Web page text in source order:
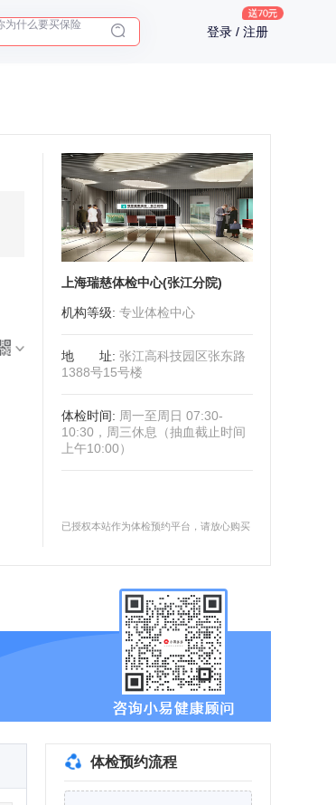
约 登录 / 注册
上海瑞慈体检中心(张江分院)
机构等级: 专业体检中心
地址: 张江高科技园区张东路
1388号15号楼
体检时间: 周一至周日 07:30-
10:30，周三休息（抽血截止时间
上午10:00）
已授权本站作为体检预约平台，请放心购买
体检预约流程